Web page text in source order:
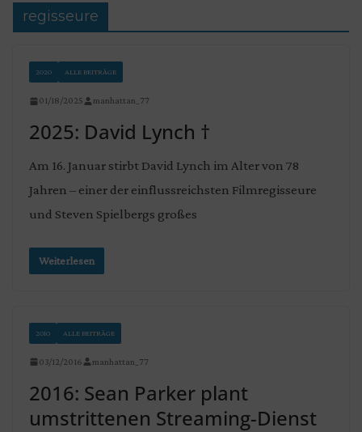
regisseure
2020 ALLE BEITRÄGE
01/18/2025 manhattan_77
2025: David Lynch †
Am 16. Januar stirbt David Lynch im Alter von 78
Jahren – einer der einflussreichsten Filmregisseure
und Steven Spielbergs großes
Weiterlesen
2010 ALLE BEITRÄGE
03/12/2016 manhattan_77
2016: Sean Parker plant
umstrittenen Streaming-Dienst